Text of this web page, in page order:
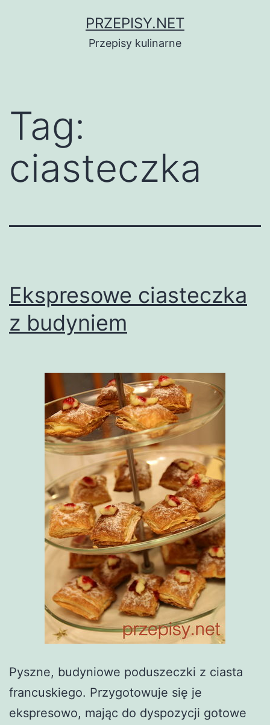
PRZEPISY.NET
Przepisy kulinarne
Tag:
ciasteczka
Ekspresowe ciasteczka
z budyniem
Pyszne, budyniowe poduszeczki z ciasta
francuskiego. Przygotowuje się je
ekspresowo, mając do dyspozycji gotowe